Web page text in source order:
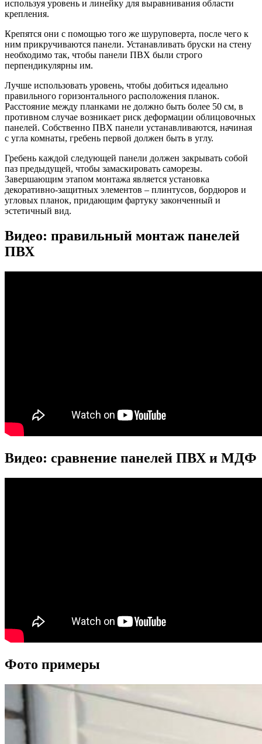
используя уровень и линейку для выравнивания области
крепления.
Крепятся они с помощью того же шуруповерта, после чего к
ним прикручиваются панели. Устанавливать бруски на стену
необходимо так, чтобы панели ПВХ были строго
перпендикулярны им.
Лучше использовать уровень, чтобы добиться идеально
правильного горизонтального расположения планок.
Расстояние между планками не должно быть более 50 см, в
противном случае возникает риск деформации облицовочных
панелей. Собственно ПВХ панели устанавливаются, начиная
с угла комнаты, гребень первой должен быть в углу.
Гребень каждой следующей панели должен закрывать собой
паз предыдущей, чтобы замаскировать саморезы.
Завершающим этапом монтажа является установка
декоративно-защитных элементов – плинтусов, бордюров и
угловых планок, придающим фартуку законченный и
эстетичный вид.
Видео: правильный монтаж панелей
ПВХ
Видео: сравнение панелей ПВХ и МДФ
Фото примеры